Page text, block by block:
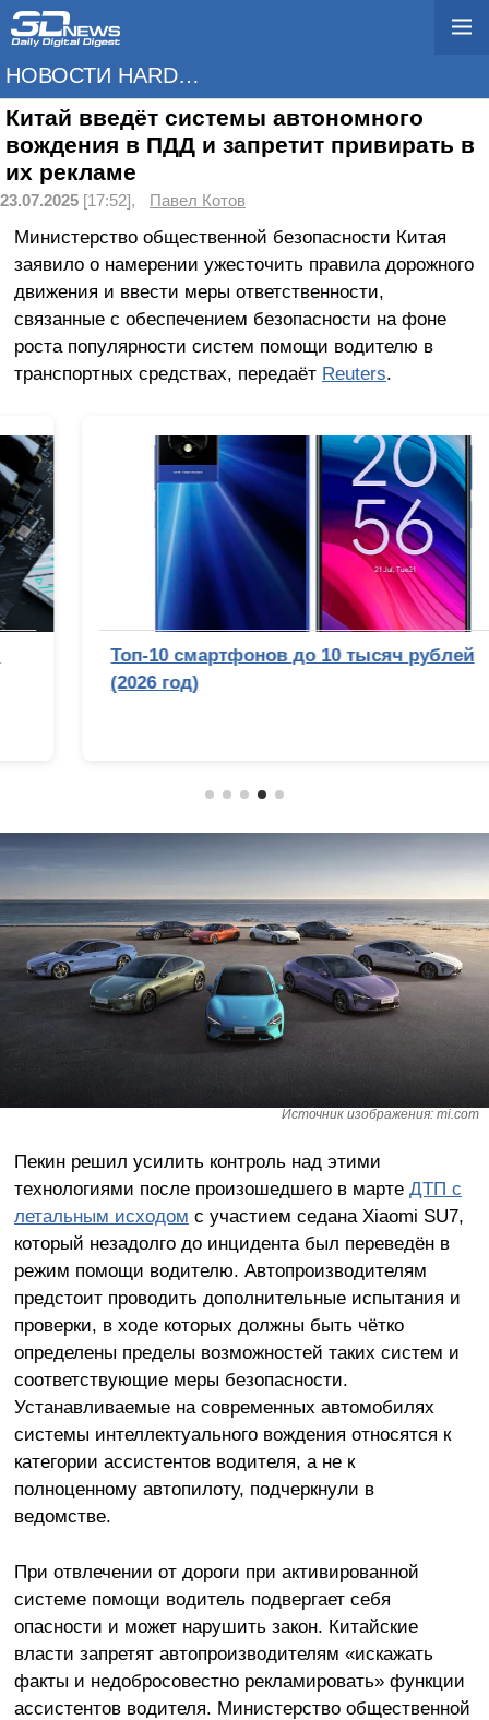
НОВОСТИ HARDWARE
Китай введёт системы автономного
вождения в ПДД и запретит привирать в
их рекламе
23.07.2025 [17:52], Павел Котов
Министерство общественной безопасности Китая
заявило о намерении ужесточить правила дорожного
движения и ввести меры ответственности,
связанные с обеспечением безопасности на фоне
роста популярности систем помощи водителю в
транспортных средствах, передаёт Reuters.
Топ-10 смартфонов до 10 тысяч рублей
(2026 год)
Источник изображения: mi.com
Пекин решил усилить контроль над этими
технологиями после произошедшего в марте ДТП с
летальным исходом с участием седана Xiaomi SU7,
который незадолго до инцидента был переведён в
режим помощи водителю. Автопроизводителям
предстоит проводить дополнительные испытания и
проверки, в ходе которых должны быть чётко
определены пределы возможностей таких систем и
соответствующие меры безопасности.
Устанавливаемые на современных автомобилях
системы интеллектуального вождения относятся к
категории ассистентов водителя, а не к
полноценному автопилоту, подчеркнули в
ведомстве.
При отвлечении от дороги при активированной
системе помощи водитель подвергает себя
опасности и может нарушить закон. Китайские
власти запретят автопроизводителям «искажать
факты и недобросовестно рекламировать» функции
ассистентов водителя. Министерство общественной